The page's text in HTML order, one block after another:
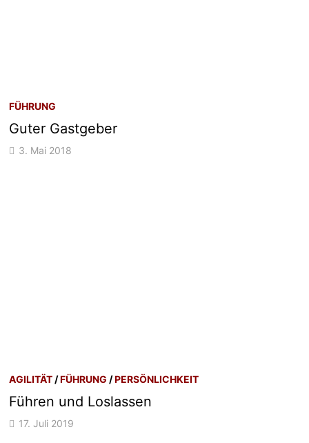
FÜHRUNG
Guter Gastgeber
3. Mai 2018
AGILITÄT /FÜHRUNG /PERSÖNLICHKEIT
Führen und Loslassen
17. Juli 2019